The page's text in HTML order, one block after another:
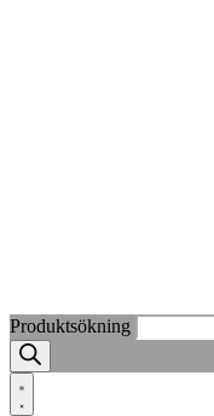
Produktsökning